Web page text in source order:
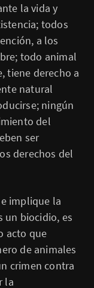
la vida y
todos
a los
todo animal
tiene derecho a
natural
ningún
del
ser
derechos del
implique la
un biocidio, es
acto que
de animales
crimen contra
la